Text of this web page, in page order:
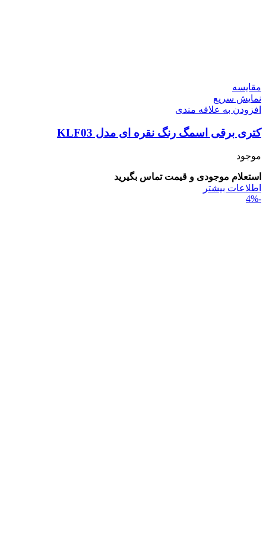
مقايسه
نمایش سریع
افزودن به علاقه مندی
کتری برقی اسمگ رنگ نقره ای مدل KLF03
موجود
استعلام موجودی و قیمت تماس بگیرید
اطلاعات بیشتر
-4%